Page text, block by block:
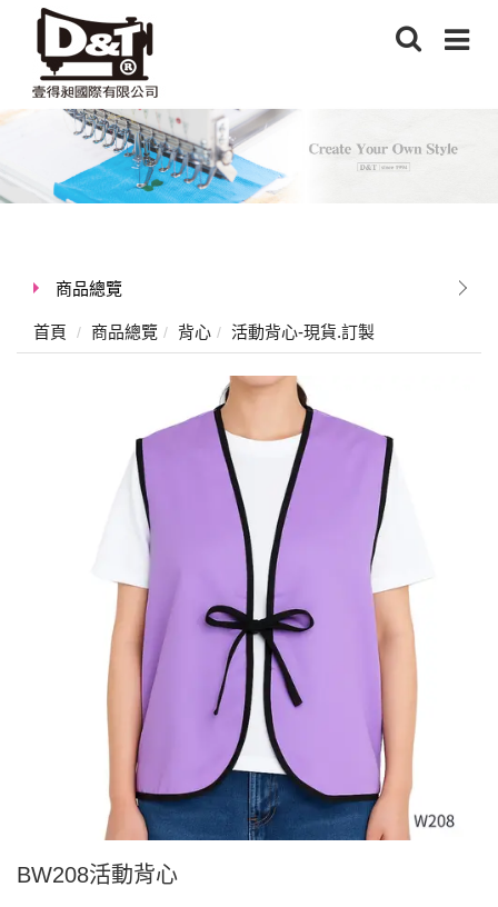
商品總覽
首頁 商品總覽 背心 活動背心-現貨.訂製
BW208活動背心